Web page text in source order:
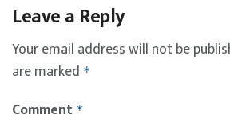
Leave a Reply
Your email address will not be
are marked *
Comment *